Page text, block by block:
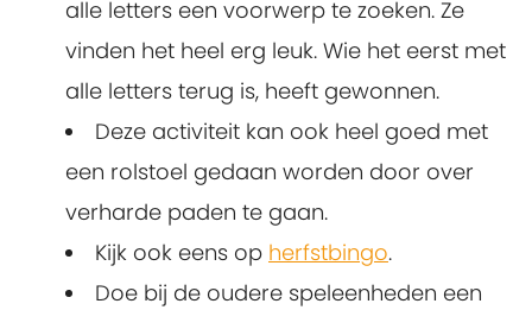
alle letters een voorwerp te zoeken. Ze
vinden het heel erg leuk. Wie het eerst met
alle letters terug is, heeft gewonnen.
Deze activiteit kan ook heel goed met
een rolstoel gedaan worden door over
verharde paden te gaan.
Kijk ook eens op herfstbingo.
Doe bij de oudere speleenheden een